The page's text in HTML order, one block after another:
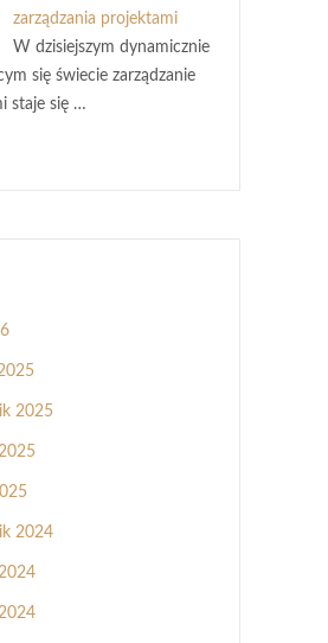
zarządzania projektami
W dzisiejszym dynamicznie
się świecie zarządzanie
staje się …
2025
2024